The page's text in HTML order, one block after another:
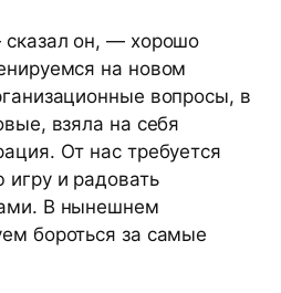
он, — хорошо
на новом
вопросы, в
взяла на себя
От нас требуется
и радовать
В нынешнем
бороться за самые